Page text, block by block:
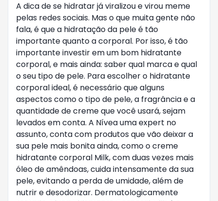
A dica de se hidratar já viralizou e virou meme
pelas redes sociais. Mas o que muita gente não
fala, é que a hidratação da pele é tão
importante quanto a corporal. Por isso, é tão
importante investir em um bom hidratante
corporal, e mais ainda: saber qual marca e qual
o seu tipo de pele. Para escolher o hidratante
corporal ideal, é necessário que alguns
aspectos como o tipo de pele, a fragrância e a
quantidade de creme que você usará, sejam
levados em conta. A Nívea uma expert no
assunto, conta com produtos que vão deixar a
sua pele mais bonita ainda, como o creme
hidratante corporal Milk, com duas vezes mais
óleo de amêndoas, cuida intensamente da sua
pele, evitando a perda de umidade, além de
nutrir e desodorizar. Dermatologicamente